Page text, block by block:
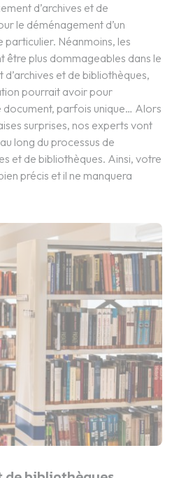
d’archives et de
le déménagement d’un
particulier. Néanmoins, les
être plus dommageables dans le
et de bibliothèques,
pourrait avoir pour
parfois unique… Alors
surprises, nos experts vont
long du processus de
et de bibliothèques. Ainsi, votre
précis et il ne manquera